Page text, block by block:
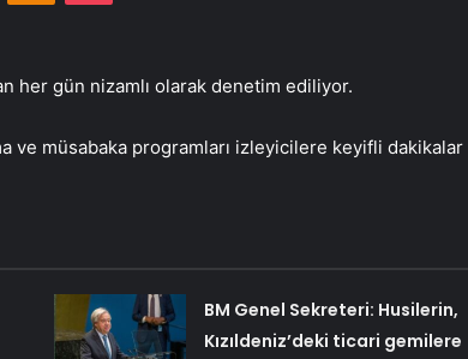
her gün nizamlı olarak denetim ediliyor.
ve müsabaka programları izleyicilere keyifli dakikalar
BM Genel Sekreteri: Husilerin,
Kızıldeniz’deki ticari gemilere